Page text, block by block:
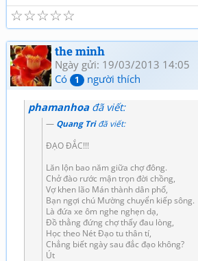
☆
☆
☆
☆
☆
the minh
Ngày gửi: 19/03/2013 14:05
Có
1 người thích
phamanhoađã viết:
Quang Triđã viết:
ĐẠO ĐẮC!!!
Lăn lộn bao năm giữa chợ đông.
Chở đào rước mận trọn đời chồng,
Vợ khen lão Mán thành dân phố,
Bạn ngợi chú Mường chuyển kiếp sông.
Là đứa xe ôm nghe nghẹn dạ,
Đồ thằng đứng chợ thấy đau lòng,
Học theo Nét Đạo tu thân tí,
Chẳng biết ngày sau đắc đạo không?
Út